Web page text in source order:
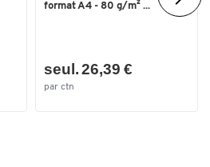
format A4 - 80 g/m² ...
seul. 26,39 €
par ctn